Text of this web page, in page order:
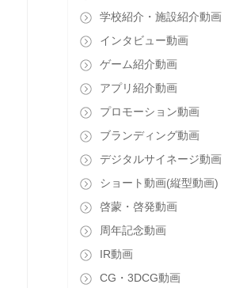
学校紹介・施設紹介動画
インタビュー動画
ゲーム紹介動画
アプリ紹介動画
プロモーション動画
ブランディング動画
デジタルサイネージ動画
ショート動画(縦型動画)
啓蒙・啓発動画
周年記念動画
IR動画
CG・3DCG動画